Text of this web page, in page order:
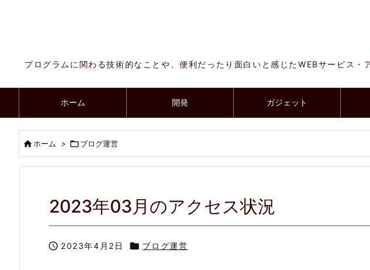
プログラムに関わる技術的なことや、便利だったり面白いと感じたWEBサービス
ホーム 開発 ガジェット
ホーム > ブログ運営
2023年03月のアクセス状況
 2023年4月2日  ブログ運営